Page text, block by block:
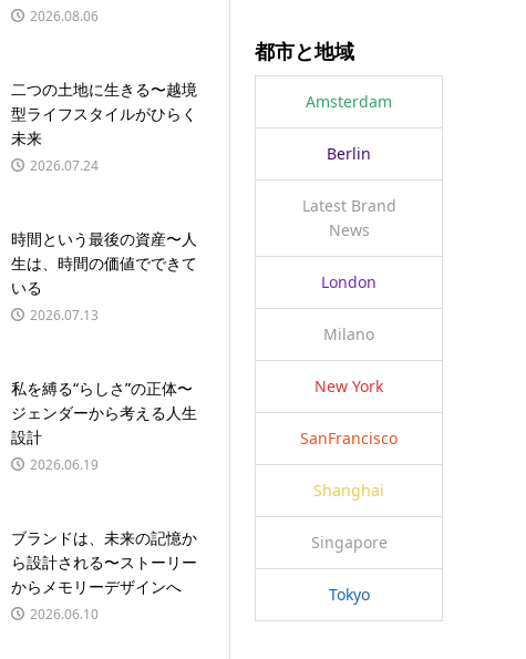
都市と地域
Amsterdam
Berlin
Latest Brand
News
London
Milano
New York
SanFrancisco
Shanghai
Singapore
Tokyo
2026.08.06
二つの土地に生きる〜越境
型ライフスタイルがひらく
未来
2026.07.24
時間という最後の資産〜人
生は、時間の価値でできて
いる
2026.07.13
私を縛る“らしさ”の正体〜
ジェンダーから考える人生
設計
2026.06.19
ブランドは、未来の記憶か
ら設計される〜ストーリー
からメモリーデザインへ
2026.06.10